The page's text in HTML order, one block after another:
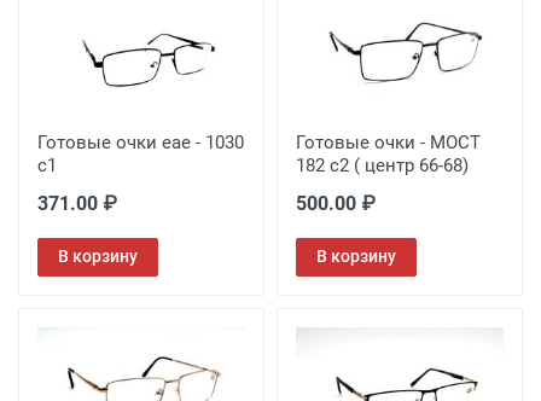
Готовые очки eae - 1030
c1
371.00 ₽
В корзину
Готовые очки - MOCT
182 c2 ( центр 66-68)
500.00 ₽
В корзину